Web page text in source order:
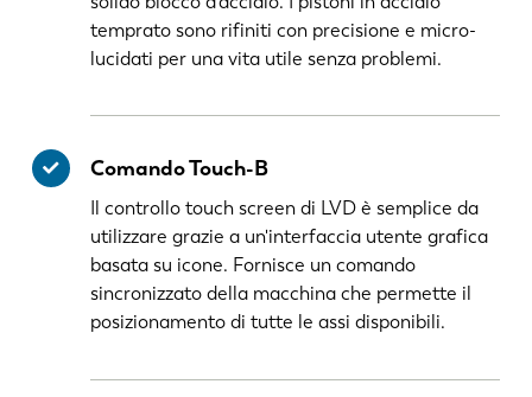
temprato sono rifiniti con precisione e micro-
lucidati per una vita utile senza problemi.
Comando Touch-B
Il controllo touch screen di LVD è semplice da
utilizzare grazie a un'interfaccia utente grafica
basata su icone. Fornisce un comando
sincronizzato della macchina che permette il
posizionamento di tutte le assi disponibili.